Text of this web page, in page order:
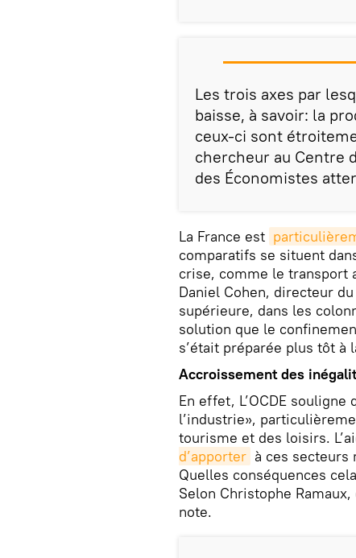
Les trois axes par
baisse, à savoir: la
ceux-ci sont
chercheur au Centre
des Économistes
La France est
comparatifs se situent
crise, comme le transport
Daniel Cohen, directeur
supérieure, dans les
solution que le
s’était préparée plus tôt à
Accroissement des
En effet, L’OCDE
l’industrie»,
tourisme et des loisirs.
d’apporter à ces secteurs
Quelles conséquences
Selon Christophe
note.